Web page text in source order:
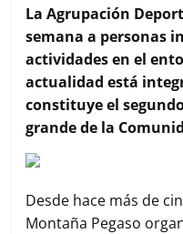
c
e
b
o
o
k
i
t
t
e
r
a
t
s
A
p
p
a
i
l
m
p
a
r
t
i
r
La Agrupación
semana a personas
actividades en el
actualidad está
constituye el
grande de la
Desde hace más de
Montaña Pegaso